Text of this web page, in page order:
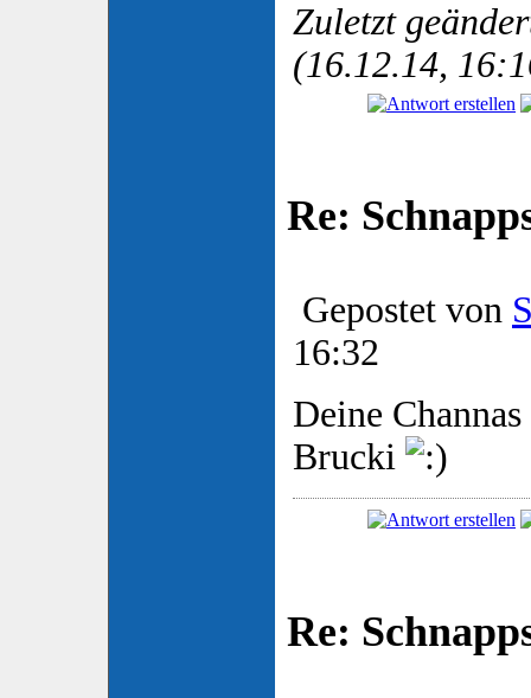
Zuletzt
(16.12.14,
Re:
Gepostet von
16:32
Deine
Brucki
Re: